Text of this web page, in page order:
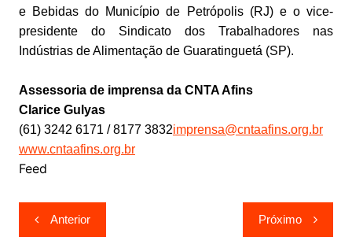
e Bebidas do Município de Petrópolis (RJ) e o vice-
presidente do Sindicato dos Trabalhadores nas
Indústrias de Alimentação de Guaratinguetá (SP).
Assessoria de imprensa da CNTA Afins
Clarice Gulyas
(61) 3242 6171 / 8177 3832imprensa@cntaafins.org.br
www.cntaafins.org.br
Feed
Navegação
de
Anterior Próximo